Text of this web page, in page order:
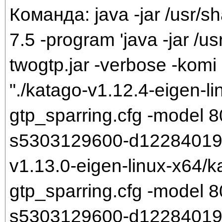
Команда: java -jar /usr/
7.5 -program 'java -jar /
twogtp.jar -verbose -
"./katago-v1.12.4-eigen-
gtp_sparring.cfg -model
s5303129600-
v1.13.0-eigen-linux-x64/
gtp_sparring.cfg -model
s5303129600-